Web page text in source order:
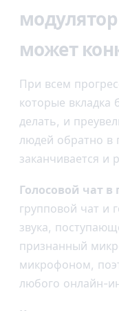
может
При всем
которые вкладка
делать, и
людей обратно в
заканчивается и
Голосовой чат
групповой чат и
звука,
признанный
микрофоном,
любого онлайн-